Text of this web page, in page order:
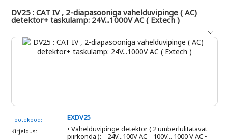
DV25 : CAT IV , 2-diapasooniga vahelduvipinge ( AC)
detektor+ taskulamp: 24V...1000V AC ( Extech )
Tootekood: EXDV25
Kirjeldus:
• Vahelduvipinge detektor ( 2 ümberlülitatavat
piirkonda ): 24V...100V AC 100V... 1000 V AC •